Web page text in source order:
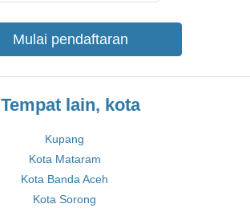
Mulai pendaftaran
Tempat lain, kota
Kupang
Kota Mataram
Kota Banda Aceh
Kota Sorong